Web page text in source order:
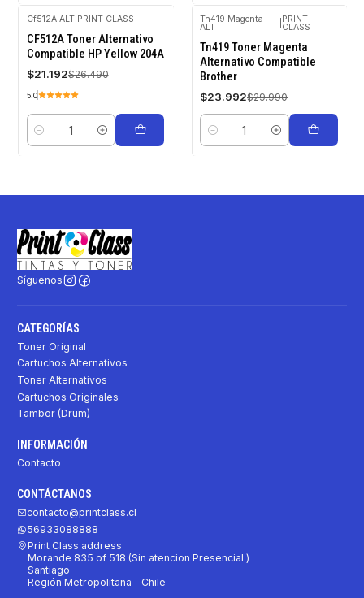
-20%
OFF
Cf512A ALT| PRINT CLASS
CF512A Toner Alternativo
Compatible HP Yellow 204A
$21.192$26.490
5.0
Cantidad
OFF
Tn419 Magenta
ALT
PRINT
CLASS
Tn419 Toner Magenta
Alternativo Compatible
Brother
$23.992$29.990
Cantidad
Síguenos
CATEGORÍAS
Toner Original
Cartuchos Alternativos
Toner Alternativos
Cartuchos Originales
Tambor (Drum)
INFORMACIÓN
Contacto
CONTÁCTANOS
contacto@printclass.cl
56933088888
Print Class address
Morande 835 of 518 (Sin atencion Presencial )
Santiago
Región Metropolitana - Chile